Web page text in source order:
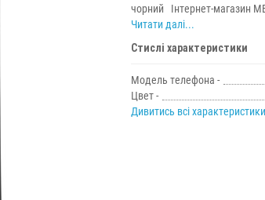
чорний Інтернет-магазин
Читати далі...
Стислі характеристики
Модель телефона -
Цвет -
Дивитись всі характеристики